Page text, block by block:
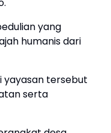
yang
humanis dari
yayasan tersebut
serta